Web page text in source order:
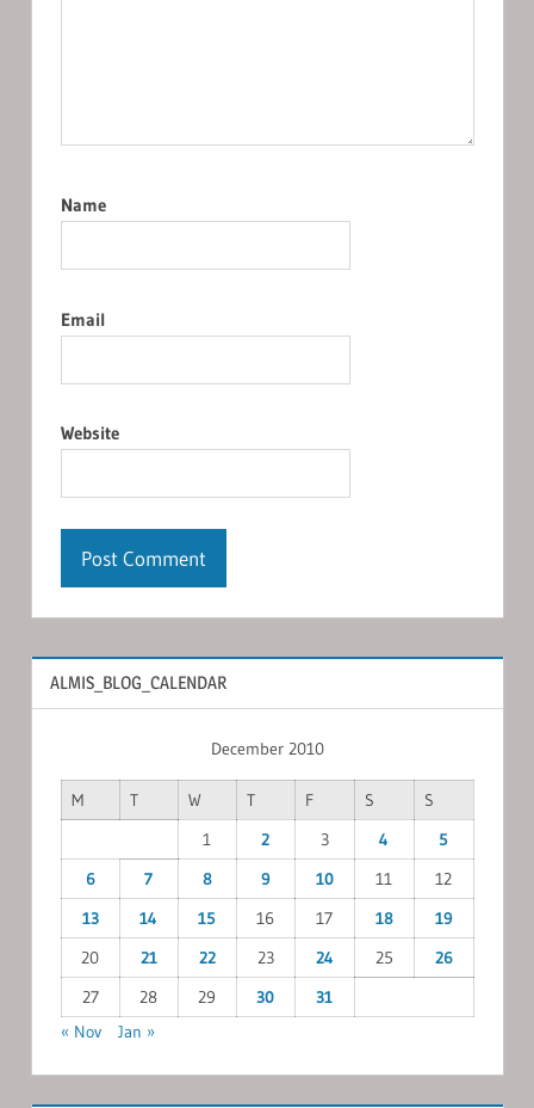
Name
Email
Website
ALMIS_BLOG_CALENDAR
December 2010
M T W T F S
S
1
2 3 4
5
6
7 8 9 10 11
12
13
14 15 16 17 18
19
20
21 22 23 24 25
26
27
28 29 30
31
« Nov
Jan »